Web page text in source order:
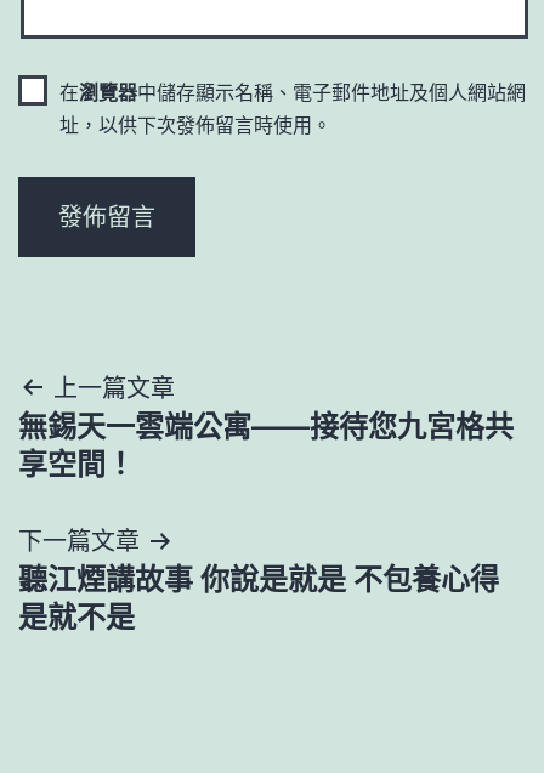
在瀏覽器中儲存顯示名稱、電子郵件地址及個人網站網
址，以供下次發佈留言時使用。
文
章
覽
上一篇文章
無錫天一雲端公寓——接待您九宮格共
享空間！
下一篇文章
聽江煙講故事 你說是就是 不包養心得
是就不是